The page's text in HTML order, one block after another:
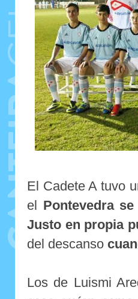
El Cadete A tuvo
el Pontevedra
Justo en propia
del descanso
Los de Luismi